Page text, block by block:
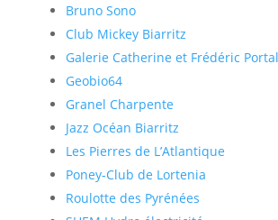
Bruno Sono
Club Mickey Biarritz
Galerie Catherine et Frédéric Portal
Geobio64
Granel Charpente
Jazz Océan Biarritz
Les Pierres de L’Atlantique
Poney-Club de Lortenia
Roulotte des Pyrénées